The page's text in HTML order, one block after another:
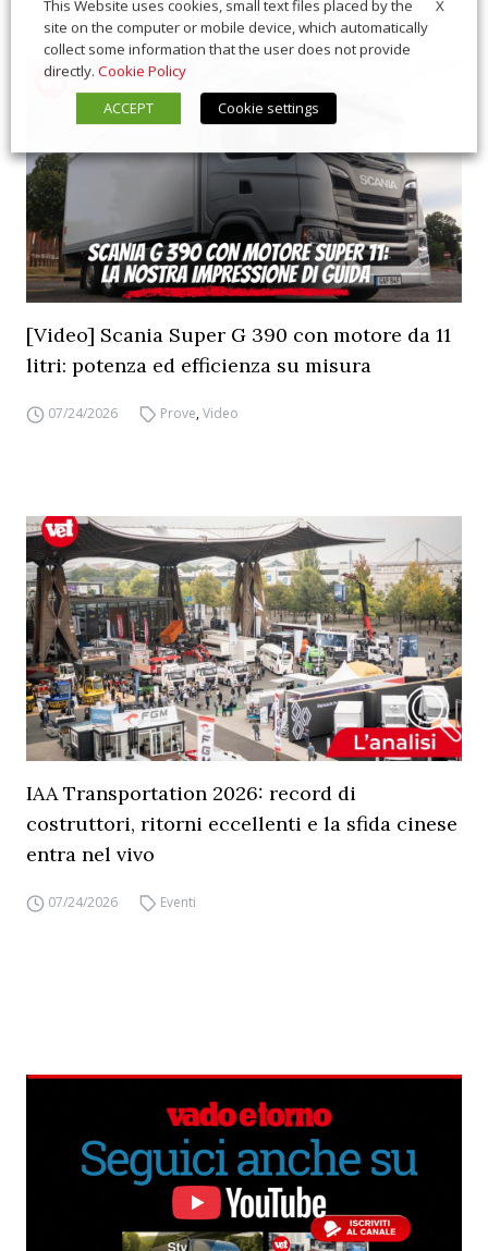
[Video] Scania Super G 390 con motore da 11
litri: potenza ed efficienza su misura
07/24/2026 Prove,Video
IAA Transportation 2026: record di
costruttori, ritorni eccellenti e la sfida cinese
entra nel vivo
07/24/2026 Eventi
X
This Website uses cookies, small text files placed by the
site on the computer or mobile device, which automatically
collect some information that the user does not provide
directly. Cookie Policy
ACCEPT
Cookie settings